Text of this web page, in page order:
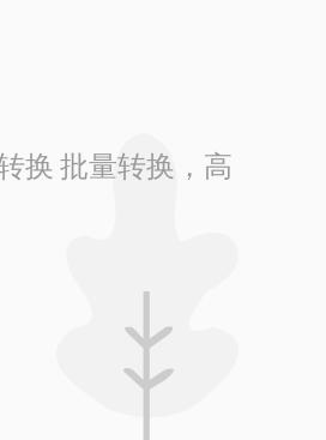
换 批量转换，高